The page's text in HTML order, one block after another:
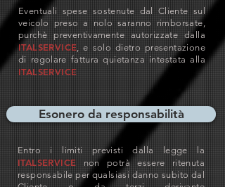
Eventuali spese sostenute dal Cliente sul
veicolo preso a nolo saranno rimborsate,
purchè preventivamente autorizzate dalla
ITALSERVICE, e solo dietro presentazione
di regolare fattura quietanza intestata alla
ITALSERVICE
Esonero da responsabilità
Entro i limiti previsti dalla legge la
ITALSERVICE non potrà essere ritenuta
responsabile per qualsiasi danno subito dal